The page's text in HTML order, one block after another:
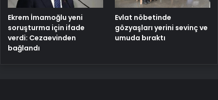
Ekrem İmamoğlu yeni
soruşturma için ifade
verdi: Cezaevinden
bağlandı
Evlat nöbetinde
gözyaşları yerini sevinç ve
umuda bıraktı